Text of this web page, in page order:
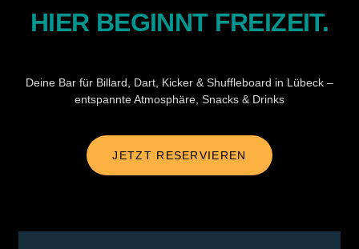
HIER BEGINNT FREIZEIT.
Deine Bar für Billard, Dart, Kicker & Shuffleboard in Lübeck –
entspannte Atmosphäre, Snacks & Drinks
JETZT RESERVIEREN